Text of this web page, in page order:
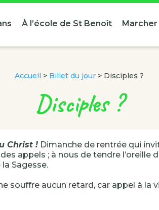
À l’école de St Benoît
Accueil > Billet du jour> Disciples ?
Disciples ?
Christ ! Dimanche de rentrée qui
appels ; à nous de tendre l’oreille
Sagesse.
souffre aucun retard, car appel à la